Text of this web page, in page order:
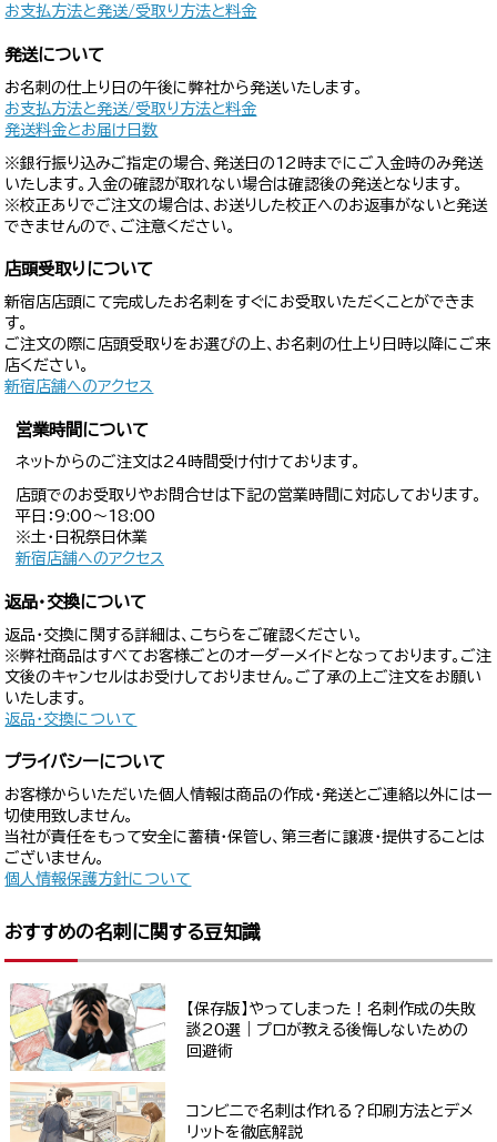
お支払方法と発送/受取り方法と料金
発送について
お名刺の仕上り日の午後に弊社から発送いたします。
お支払方法と発送/受取り方法と料金
発送料金とお届け日数
※銀行振り込みご指定の場合、発送日の12時までにご入金時のみ発送
いたします。入金の確認が取れない場合は確認後の発送となります。
※校正ありでご注文の場合は、お送りした校正へのお返事がないと発送
できませんので、ご注意ください。
店頭受取りについて
新宿店店頭にて完成したお名刺をすぐにお受取いただくことができま
す。
ご注文の際に店頭受取りをお選びの上、お名刺の仕上り日時以降にご来
店ください。
新宿店舗へのアクセス
営業時間について
ネットからのご注文は24時間受け付けております。
店頭でのお受取りやお問合せは下記の営業時間に対応しております。
平日：9:00〜18:00
※土・日祝祭日休業
新宿店舗へのアクセス
返品・交換について
返品・交換に関する詳細は、こちらをご確認ください。
※弊社商品はすべてお客様ごとのオーダーメイドとなっております。ご注
文後のキャンセルはお受けしておりません。ご了承の上ご注文をお願い
いたします。
返品・交換について
プライバシーについて
お客様からいただいた個人情報は商品の作成・発送とご連絡以外には一
切使用致しません。
当社が責任をもって安全に蓄積・保管し、第三者に譲渡・提供することは
ございません。
個人情報保護方針について
おすすめの名刺に関する豆知識
【保存版】やってしまった！名刺作成の失敗
談20選｜プロが教える後悔しないための
回避術
コンビニで名刺は作れる？印刷方法とデメ
リットを徹底解説